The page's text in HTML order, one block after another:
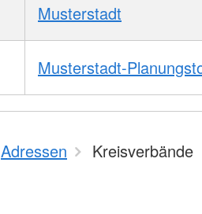
Musterstadt
Musterstadt-
Adressen Kreisverbände